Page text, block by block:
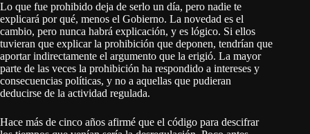
Lo que fue prohibido deja de serlo un día, pero nadie te
explicará por qué, menos el Gobierno. La novedad es el
cambio, pero nunca habrá explicación, y es lógico. Si ellos
tuvieran que explicar la prohibición que deponen, tendrían que
aportar indirectamente el argumento que la erigió. La mayor
parte de las veces la prohibición ha respondido a intereses y
consecuencias políticas, y no a aquellas que pudieran
deducirse de la actividad regulada.
Hace más de cinco años afirmé que el código para descifrar